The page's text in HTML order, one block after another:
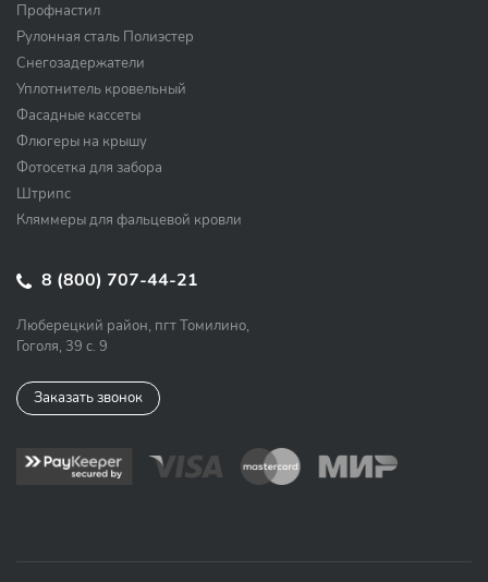
Профнастил
Рулонная сталь Полиэстер
Снегозадержатели
Уплотнитель кровельный
Фасадные кассеты
Флюгеры на крышу
Фотосетка для забора
Штрипс
Кляммеры для фальцевой кровли
8 (800) 707-44-21
Люберецкий район, пгт Томилино,
Гоголя, 39 с. 9
Заказать звонок